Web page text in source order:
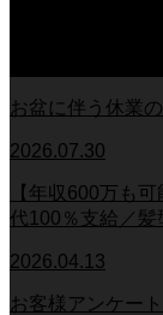
お盆に伴う休業
2026.07.30
【年収600万も
代100％支給／髪
2026.04.13
お客様アンケート